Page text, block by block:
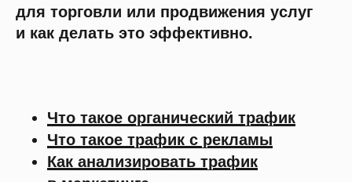
для торговли или продвижения услуг
и как делать это эффективно.
Что такое органический трафик
Что такое трафик с рекламы
Как анализировать трафик